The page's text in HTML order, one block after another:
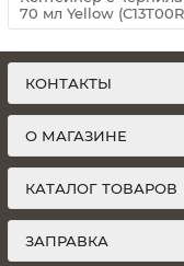
70 мл Yellow
КОНТАКТЫ
О МАГАЗИНЕ
КАТАЛОГ ТОВАРОВ
ЗАПРАВКА